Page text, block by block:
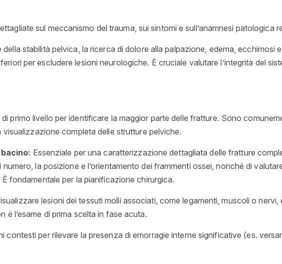
sul meccanismo del trauma, sui sintomi e sull’anamnesi patologica
stabilità pelvica, la ricerca di dolore alla palpazione, edema, ecchimosi
per escludere lesioni neurologiche. È cruciale valutare l’integrità del
di primo livello per identificare la maggior parte delle fratture. Sono
completa delle strutture pelviche.
Essenziale per una caratterizzazione dettagliata delle fratture
la posizione e l’orientamento dei frammenti ossei, nonché di
fondamentale per la pianificazione chirurgica.
lesioni dei tessuti molli associati, come legamenti, muscoli o
l’esame di prima scelta in fase acuta.
contesti per rilevare la presenza di emorragie interne significative (es.